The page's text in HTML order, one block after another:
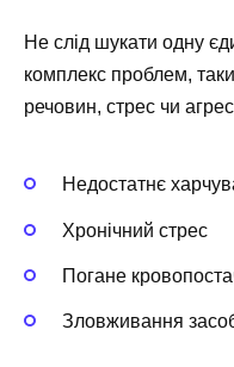
Не слід шукати одну
комплекс проблем,
речовин, стрес чи
Недостатнє
Хронічний стрес
Погане
Зловживання